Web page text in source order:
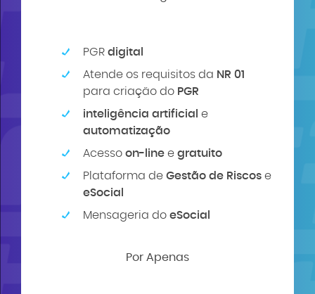
PGR digital
Atende os requisitos da NR 01
para criação do PGR
inteligência artificial e
automatização
Acesso on-line e gratuito
Plataforma de Gestão de Riscos e
eSocial
Mensageria do eSocial
Por Apenas